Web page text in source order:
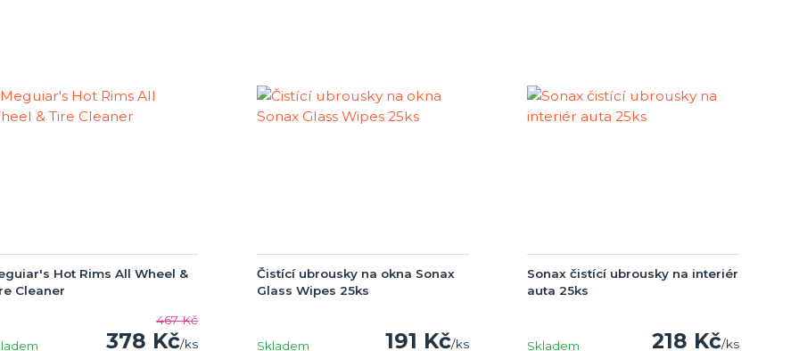
Hot Rims All Wheel &
Cleaner
467 Kč
378 Kč/ks
Čistící ubrousky na okna Sonax
Glass Wipes 25ks
191 Kč/ks
Skladem
Sonax čistící ubrousky na interiér
auta 25ks
218 Kč/ks
Skladem